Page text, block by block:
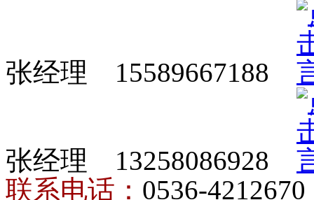
张经理 15589667188
张经理 13258086928
联系电话： 0536-4212670